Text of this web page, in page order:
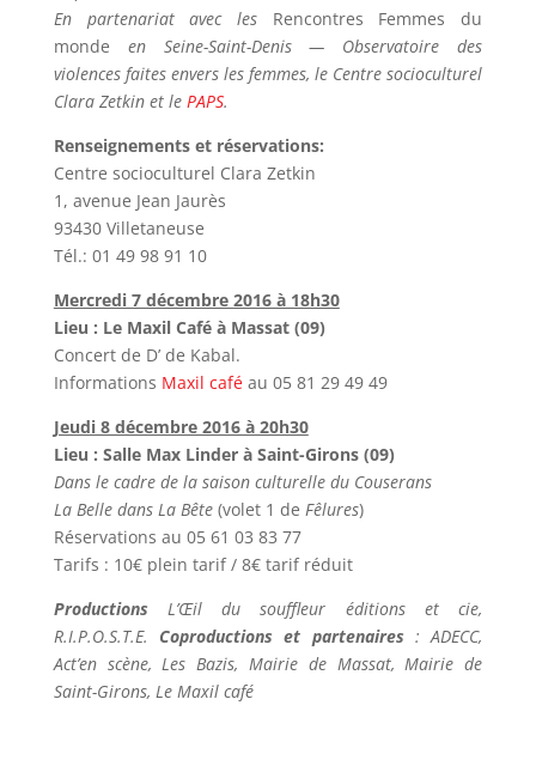
En partenariat avec les Rencontres Femmes du
monde en Seine-Saint-Denis — Observatoire des
violences faites envers les femmes, le Centre socioculturel
Clara Zetkin et le PAPS.
Renseignements et réservations:
Centre socioculturel Clara Zetkin
1, avenue Jean Jaurès
93430 Villetaneuse
Tél.: 01 49 98 91 10
Mercredi 7 décembre 2016 à 18h30
Lieu : Le Maxil Café à Massat (09)
Concert de D’ de Kabal.
Informations Maxil caféau 05 81 29 49 49
Jeudi 8 décembre 2016 à 20h30
Lieu : Salle Max Linder à Saint-Girons (09)
Dans le cadre de la saison culturelle du Couserans
La Belle dans La Bête(volet 1 de Fêlures)
Réservations au 05 61 03 83 77
Tarifs : 10€ plein tarif / 8€ tarif réduit
Productions L’Œil du souffleur éditions et cie,
R.I.P.O.S.T.E. Coproductions et partenaires : ADECC,
Act’en scène, Les Bazis, Mairie de Massat, Mairie de
Saint-Girons, Le Maxil café